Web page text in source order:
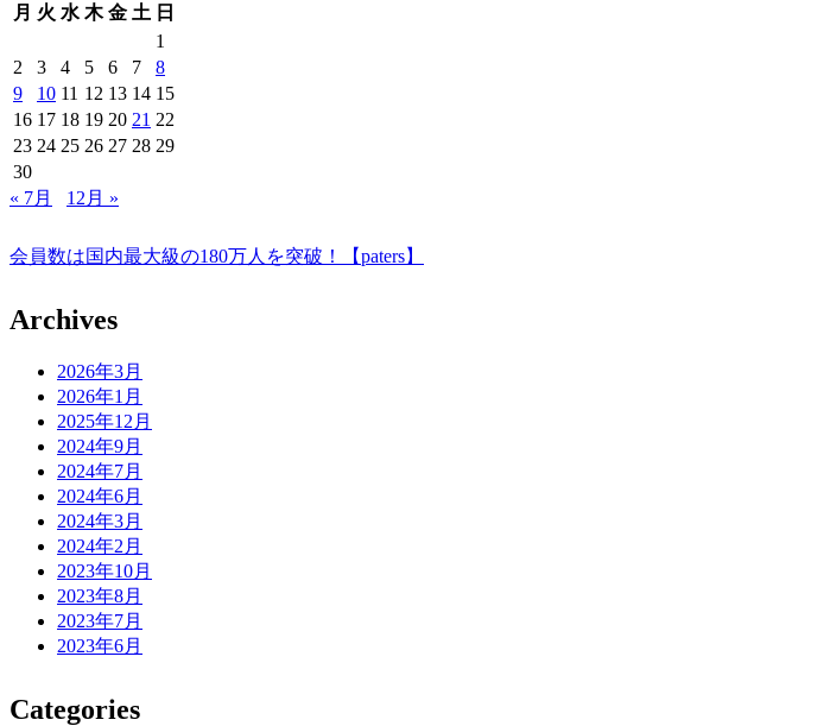
月 火 水 木 金 土 日
1
2
3 4 5 6 7
8
9
10 11 12 13 14 15
16 17 18 19 20 21 22
23 24 25 26 27 28 29
30
« 7月
12月 »
会員数は国内最大級の180万人を突破！【paters】
Archives
2026年3月
2026年1月
2025年12月
2024年9月
2024年7月
2024年6月
2024年3月
2024年2月
2023年10月
2023年8月
2023年7月
2023年6月
Categories